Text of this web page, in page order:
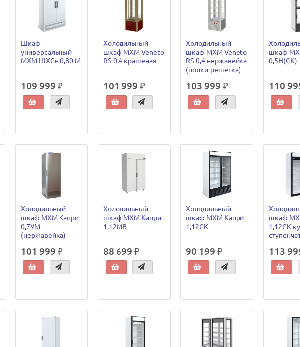
Шкаф
универсальный
МХМ ШХСн 0,80 М
109 999 ₽
Холодильный
шкаф МХМ Veneto
RS-0,4 крашеная
101 999 ₽
Холодильный
шкаф МХМ Veneto
RS-0,4 нержавейка
(полки-решетка)
103 999 ₽
шкаф
0,5Н(СК)
110
Холодильный
шкаф МХМ Капри
0,7УМ
(нержавейка)
101 999 ₽
Холодильный
шкаф МХМ Капри
1,12МВ
88 699 ₽
Холодильный
шкаф МХМ Капри
1,12СК
90 199 ₽
шкаф
1,12СК
113